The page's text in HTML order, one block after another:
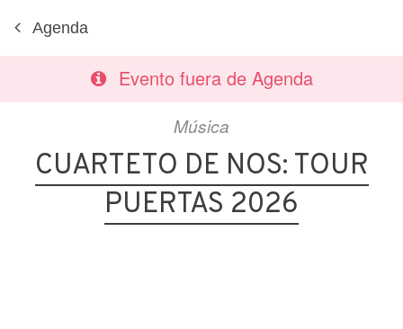
Agenda
Evento fuera de Agenda
Música
CUARTETO DE NOS: TOUR
PUERTAS 2026